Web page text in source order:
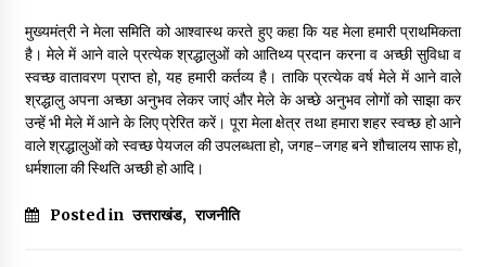
मुख्यमंत्री ने मेला समिति को आश्वास्थ करते हुए कहा कि यह मेला हमारी प्राथमिकता
है। मेले में आने वाले प्रत्येक श्रद्धालुओं को आतिथ्य प्रदान करना व अच्छी सुविधा व
स्वच्छ वातावरण प्राप्त हो, यह हमारी कर्तव्य है। ताकि प्रत्येक वर्ष मेले में आने वाले
श्रद्धालु अपना अच्छा अनुभव लेकर जाएं और मेले के अच्छे अनुभव लोगों को साझा कर
उन्हें भी मेले में आने के लिए प्रेरित करें। पूरा मेला क्षेत्र तथा हमारा शहर स्वच्छ हो आने
वाले श्रद्धालुओं को स्वच्छ पेयजल की उपलब्धता हो, जगह-जगह बने शौचालय साफ हो,
धर्मशाला की स्थिति अच्छी हो आदि।
Posted in उत्तराखंड, राजनीति